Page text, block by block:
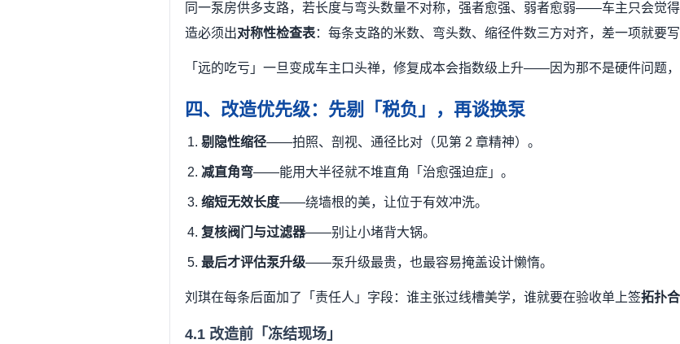
同一泵房供多支路，若长度与弯头数量不对称，强者愈强、弱者愈弱——车主只会觉
造必须出对称性检查表：每条支路的米数、弯头数、缩径件数三方对齐，差一项就要写
「远的吃亏」一旦变成车主口头禅，修复成本会指数级上升——因为那不是硬件问题
四、改造优先级：先剔「税负」，再谈换泵
剔隐性缩径——拍照、剖视、通径比对（见第 2 章精神）。
减直角弯——能用大半径就不堆直角「治愈强迫症」。
缩短无效长度——绕墙根的美，让位于有效冲洗。
复核阀门与过滤器——别让小堵背大锅。
最后才评估泵升级——泵升级最贵，也最容易掩盖设计懒惰。
刘琪在每条后面加了「责任人」字段：谁主张过线槽美学，谁就要在验收单上签拓扑
4.1 改造前「冻结现场」